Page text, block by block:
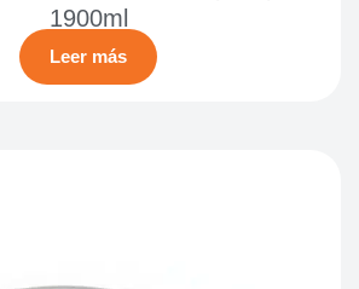
1900ml
Leer más